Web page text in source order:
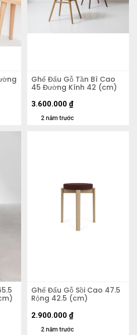
Ghế Đẩu Gỗ Tần Bì Cao
45 Đường Kính 42 (cm)
2 năm trước
3.600.000 ₫
Ghế Đẩu Gỗ Sồi Cao 47.5
Rộng 42.5 (cm)
2 năm trước
2.900.000 ₫